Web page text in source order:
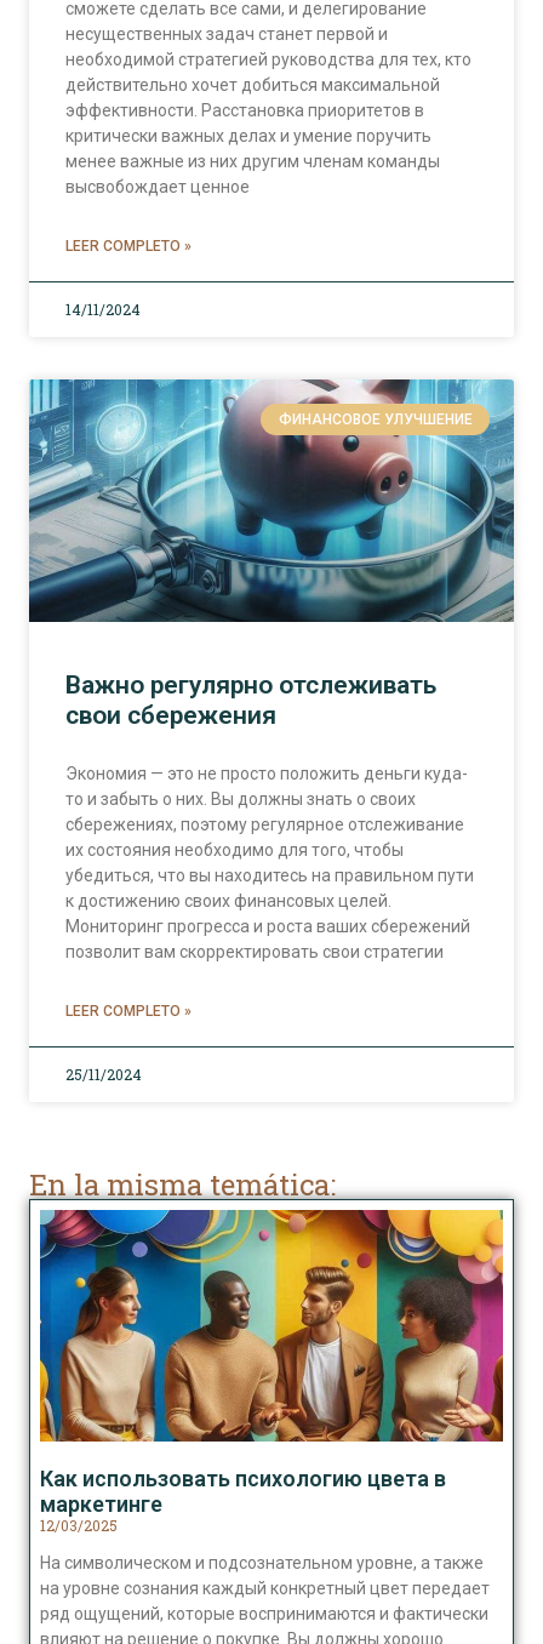
сможете сделать все сами, и делегирование
несущественных задач станет первой и
необходимой стратегией руководства для тех, кто
действительно хочет добиться максимальной
эффективности. Расстановка приоритетов в
критически важных делах и умение поручить
менее важные из них другим членам команды
высвобождает ценное
LEER COMPLETO »
14/11/2024
ФИНАНСОВОЕ УЛУЧШЕНИЕ
Важно регулярно отслеживать
свои сбережения
Экономия — это не просто положить деньги куда-
то и забыть о них. Вы должны знать о своих
сбережениях, поэтому регулярное отслеживание
их состояния необходимо для того, чтобы
убедиться, что вы находитесь на правильном пути
к достижению своих финансовых целей.
Мониторинг прогресса и роста ваших сбережений
позволит вам скорректировать свои стратегии
LEER COMPLETO »
25/11/2024
En la misma temática:
Как использовать психологию цвета в
маркетинге
12/03/2025
На символическом и подсознательном уровне, а также
на уровне сознания каждый конкретный цвет передает
ряд ощущений, которые воспринимаются и фактически
влияют на решение о покупке. Вы должны хорошо